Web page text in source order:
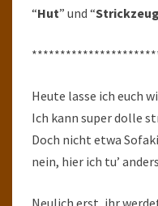
“Hut” und “Strickzeug
Heute lasse ich euch
Ich kann super dolle
Doch nicht etwa
nein, hier ich tu’
Neulich erst, ihr